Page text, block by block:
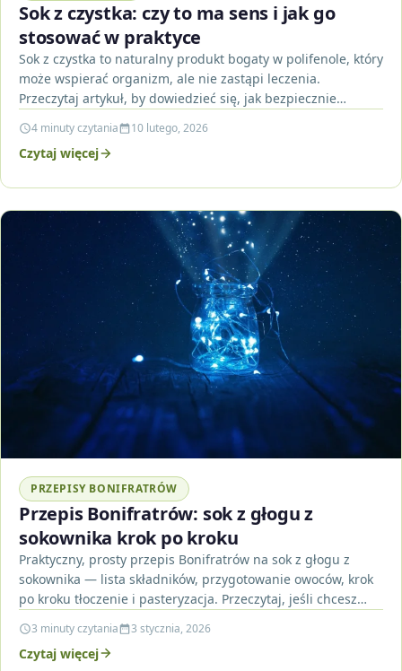
Sok z czystka: czy to ma sens i jak go
stosować w praktyce
Sok z czystka to naturalny produkt bogaty w polifenole, który
może wspierać organizm, ale nie zastąpi leczenia.
Przeczytaj artykuł, by dowiedzieć się, jak bezpiecznie…
4 minuty czytania 10 lutego, 2026
Czytaj więcej
PRZEPISY BONIFRATRÓW
Przepis Bonifratrów: sok z głogu z
sokownika krok po kroku
Praktyczny, prosty przepis Bonifratrów na sok z głogu z
sokownika — lista składników, przygotowanie owoców, krok
po kroku tłoczenie i pasteryzacja. Przeczytaj, jeśli chcesz…
3 minuty czytania 3 stycznia, 2026
Czytaj więcej